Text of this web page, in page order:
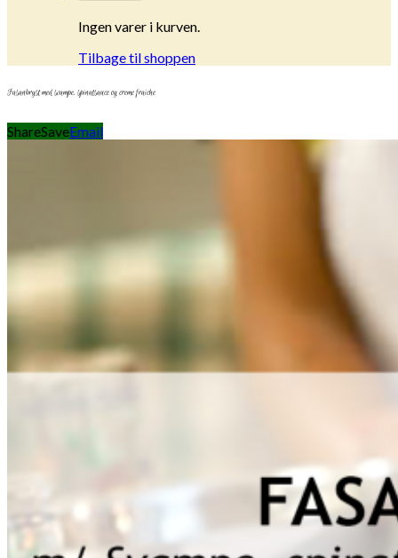
Ingen varer i kurven.
Tilbage til shoppen
Fasanbryst med svampe, spinatsauce og creme fraiche
ShareSaveEmail